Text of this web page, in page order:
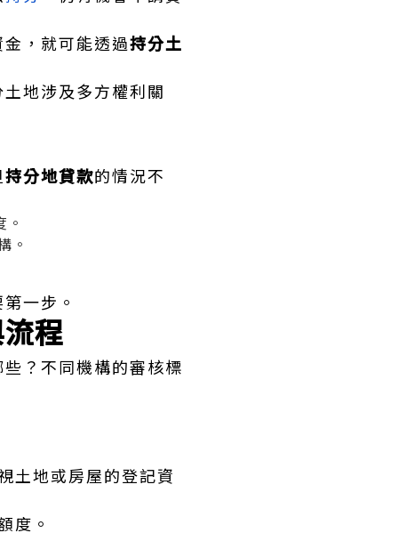
，就可能透過持分土
地涉及多方權利關
持分地貸款的情況不
。
一步。
程
？不同機構的審核標
土地或房屋的登記資
度。